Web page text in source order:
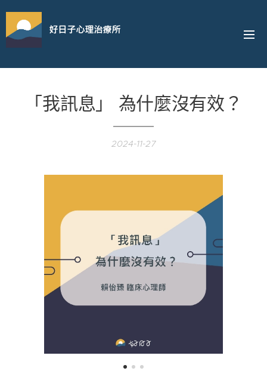
好日子心理治療所
「我訊息」 為什麼沒有效？
2024-11-27